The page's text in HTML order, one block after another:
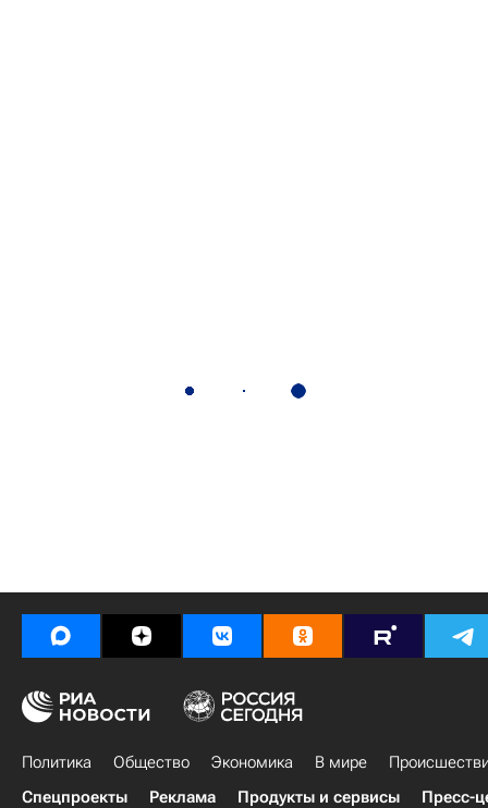
Политика Общество Экономика В мире
Спецпроекты
Реклама Продукты и сервисы Пресс-